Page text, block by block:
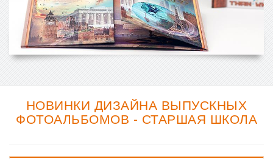
НОВИНКИ ДИЗАЙНА ВЫПУСКНЫХ
ФОТОАЛЬБОМОВ - СТАРШАЯ ШКОЛА